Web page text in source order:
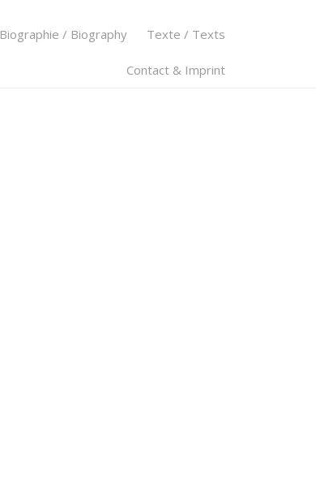
Biographie / Biography Texte / Texts
Contact & Imprint